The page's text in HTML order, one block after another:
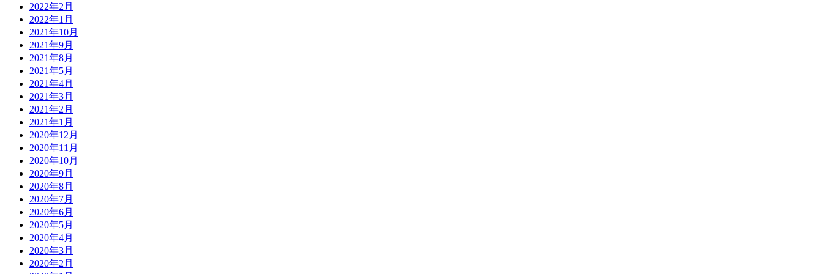
2022年2月
2022年1月
2021年10月
2021年9月
2021年8月
2021年5月
2021年4月
2021年3月
2021年2月
2021年1月
2020年12月
2020年11月
2020年10月
2020年9月
2020年8月
2020年7月
2020年6月
2020年5月
2020年4月
2020年3月
2020年2月